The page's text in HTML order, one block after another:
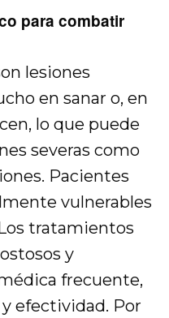
para combatir
lesiones
en sanar o, en
lo que puede
severas como
Pacientes
vulnerables
tratamientos
y
frecuente,
efectividad. Por